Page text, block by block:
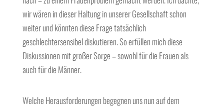
wir wären in dieser Haltung in unserer Gesellschaft schon
weiter und könnten diese Frage tatsächlich
geschlechtersensibel diskutieren. So erfüllen mich diese
Diskussionen mit großer Sorge – sowohl für die Frauen als
auch für die Männer.
Welche Herausforderungen begegnen uns nun auf dem